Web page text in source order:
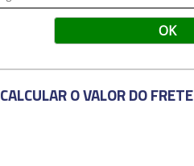
CALCULAR O VALOR DO FRETE